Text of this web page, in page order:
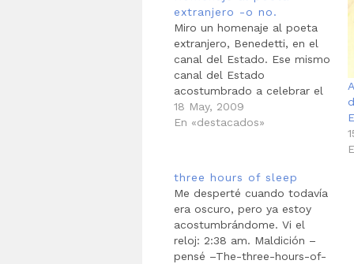
extranjero -o no.
Miro un homenaje al poeta
extranjero, Benedetti, en el
canal del Estado. Ese mismo
canal del Estado
acostumbrado a celebrar el
silencio. Que armó una fiesta
de silencio cuando murió el
Pero no quiero detenerme en
mezquindades. El canal…
18 May, 2009
En «destacados»
three hours of sleep
Me desperté cuando todavía
era oscuro, pero ya estoy
acostumbrándome. Vi el
reloj: 2:38 am. Maldición –
pensé –The-three-hours-of-